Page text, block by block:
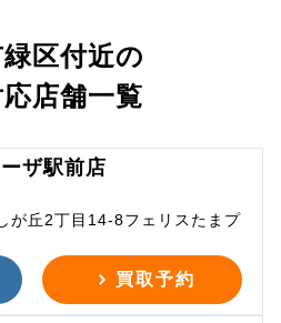
区付近の
店舗一覧
ザ駅前店
が丘2丁目14-8フェリスたまプ
買取予約